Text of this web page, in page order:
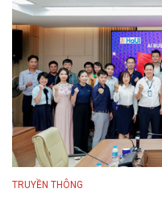
TRUYỀN THÔNG